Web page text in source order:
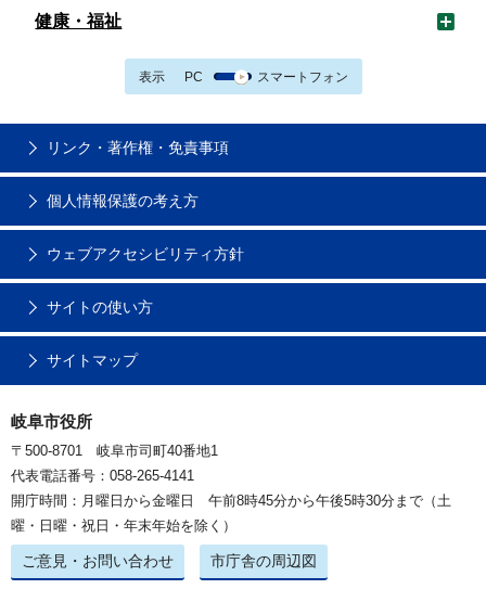
健康・福祉
表示 PC スマートフォン
リンク・著作権・免責事項
個人情報保護の考え方
ウェブアクセシビリティ方針
サイトの使い方
サイトマップ
岐阜市役所
〒500-8701 岐阜市司町40番地1
代表電話番号：058-265-4141
開庁時間：月曜日から金曜日 午前8時45分から午後5時30分まで（土
曜・日曜・祝日・年末年始を除く）
ご意見・お問い合わせ 市庁舎の周辺図